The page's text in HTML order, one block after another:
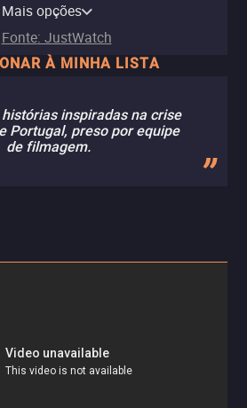
Mais opções
Fonte: JustWatch
À MINHA LISTA
inspiradas na crise
Portugal, preso por equipe
de filmagem.